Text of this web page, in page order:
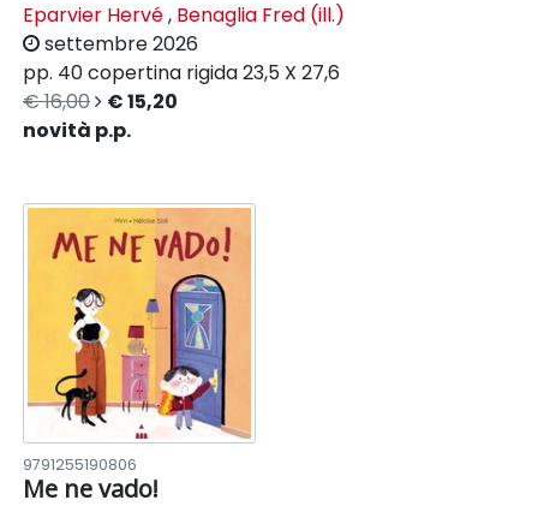
Eparvier Hervé, Benaglia Fred (ill.)
settembre 2026
pp. 40copertina rigida23,5 X 27,6
€ 16,00
€ 15,20
novità p.p.
9791255190806
Me ne vado!